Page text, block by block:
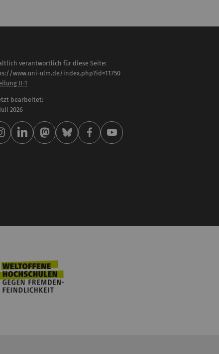
o
verantwortlich für diese Seite:
www.uni-ulm.de/index.php?id=11750
II-1
bearbeitet:
2026